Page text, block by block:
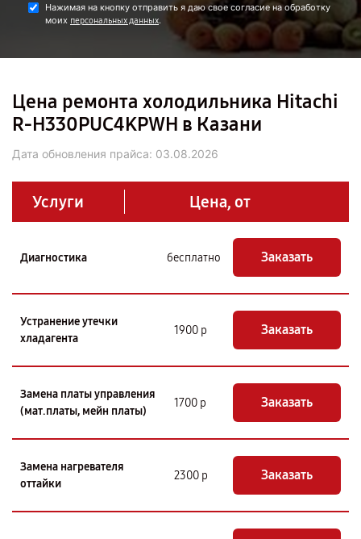
Нажимая на кнопку отправить я даю свое согласие на обработку
моих персональных данных.
Цена ремонта холодильника Hitachi
R-H330PUC4KPWH в Казани
Дата обновления прайса: 03.08.2026
Услуги Цена, от
Диагностика бесплатно Заказать
Устранение утечки
хладагента
1900 р Заказать
Замена платы управления
(мат.платы, мейн платы)
1700 р Заказать
Замена нагревателя
оттайки
2300 р Заказать